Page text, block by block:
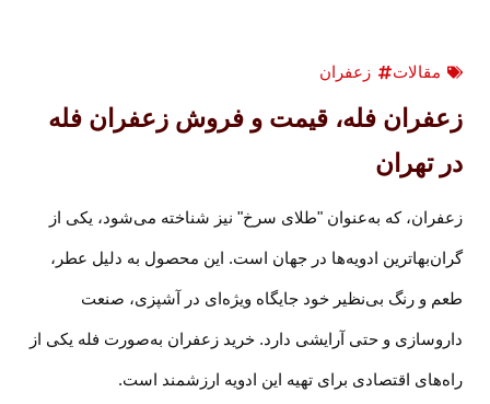
مقالات زعفران
زعفران فله، قیمت و فروش زعفران فله
در تهران
زعفران، که به‌عنوان "طلای سرخ" نیز شناخته می‌شود، یکی از
گران‌بهاترین ادویه‌ها در جهان است. این محصول به دلیل عطر،
طعم و رنگ بی‌نظیر خود جایگاه ویژه‌ای در آشپزی، صنعت
داروسازی و حتی آرایشی دارد. خرید زعفران به‌صورت فله یکی از
راه‌های اقتصادی برای تهیه این ادویه ارزشمند است.